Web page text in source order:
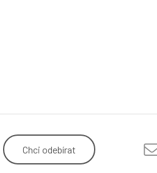
Chci odebírat